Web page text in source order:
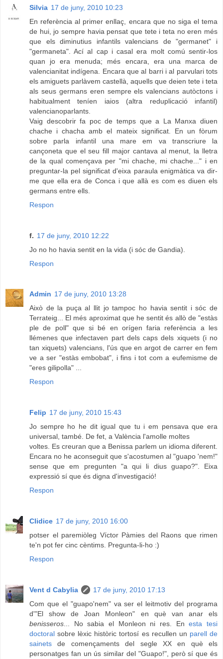
Silvia 17 de juny, 2010 10:23
En referència al primer enllaç, encara que no siga el tema
de hui, jo sempre havia pensat que tete i teta no eren més
que els diminutius infantils valencians de "germanet" i
"germaneta". Ací al cap i casal era molt comú sentir-los
quan jo era menuda; més encara, era una marca de
valencianitat indígena. Encara que al barri i al parvulari tots
els amiguets parlàvem castellà, aquells que deien tete i teta
als seus germans eren sempre els valencians autòctons i
habitualment teníen iaios (altra reduplicació infantil)
valencianoparlants.
Vaig descobrir fa poc de temps que a La Manxa diuen
chache i chacha amb el mateix significat. En un fòrum
sobre parla infantil una mare em va transcriure la
cançoneta que el seu fill major cantava al menut, la lletra
de la qual començava per "mi chache, mi chache..." i en
preguntar-la pel significat d'eixa paraula enigmàtica va dir-
me que ella era de Conca i que allà es com es diuen els
germans entre ells.
Respon
f. 17 de juny, 2010 12:22
Jo no ho havia sentit en la vida (i sóc de Gandia).
Respon
Admin 17 de juny, 2010 13:28
Això de la puça al llit jo tampoc ho havia sentit i sóc de
Terrateig... El més aproximat que he sentit és allò de "estàs
ple de poll" que si bé en orígen faria referència a les
llémenes que infectaven part dels caps dels xiquets (i no
tan xiquets) valencians, l'ús que en argot de carrer en fem
ve a ser "estàs embobat", i fins i tot com a eufemisme de
"eres gilipolla" ...
Respon
Felip 17 de juny, 2010 15:43
Jo sempre ho he dit igual que tu i em pensava que era
universal, també. De fet, a València l'amolle moltes
voltes. Es creuran que a Benissa parlem un idioma diferent.
Encara no he aconseguit que s'acostumen al "guapo 'nem!"
sense que em pregunten "a qui li dius guapo?". Eixa
expressió sí que és digna d'investigació!
Respon
Clidice 17 de juny, 2010 16:00
potser el paremiòleg Víctor Pàmies del Raons que rimen
te'n pot fer cinc cèntims. Pregunta-li-ho :)
Respon
Vent d Cabylia
17 de juny, 2010 17:13
Com que el "guapo'nem" va ser el leitmotiv del programa
d'"El show de Joan Monleon" en què van anar els
benisseros... No sabia el Monleon ni res. Enesta tesi
doctoral sobre lèxic històric tortosí es recullen un parell de
sainets de començaments del segle XX en què els
personatges fan un ús similar del "Guapo!", però sí que és